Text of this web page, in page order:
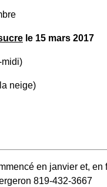
le 15 mars 2017
midi)
neige)
en janvier et,
819‑432‑3667